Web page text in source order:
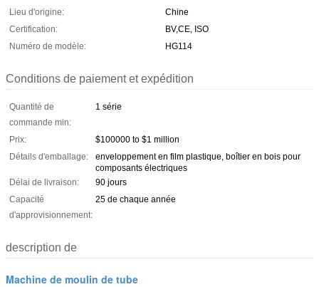
Lieu d'origine:
Chine
Certification:
BV,CE, ISO
Numéro de modèle:
HG114
Conditions de paiement et expédition
Quantité de
commande min:
1 série
Prix:
$100000 to $1 million
Détails d'emballage:
enveloppement en film plastique, boîtier en bois pour
composants électriques
Délai de livraison:
90 jours
Capacité
d'approvisionnement:
25 de chaque année
description de
Machine de moulin de tube